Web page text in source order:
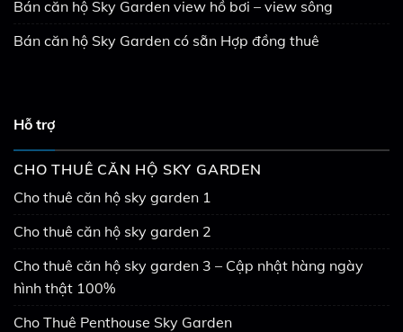
Bán căn hộ Sky Garden view hồ bơi – view sông
Bán căn hộ Sky Garden có sẵn Hợp đồng thuê
Hỗ trợ
CHO THUÊ CĂN HỘ SKY GARDEN
Cho thuê căn hộ sky garden 1
Cho thuê căn hộ sky garden 2
Cho thuê căn hộ sky garden 3 – Cập nhật hàng ngày
hình thật 100%
Cho Thuê Penthouse Sky Garden